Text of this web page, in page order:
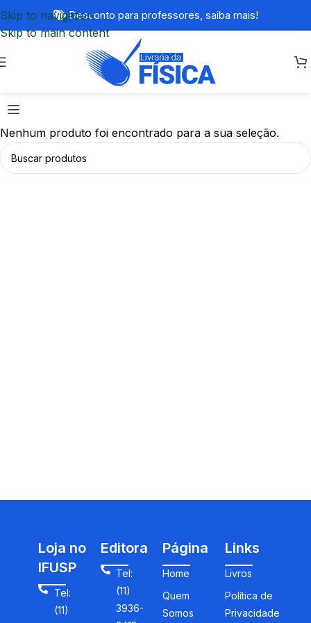
Skip to navigation
Skip to main content
Desconto para professores, saiba mais!
Nenhum produto foi encontrado para a sua seleção.
Loja no
IFUSP
Tel:
(11)
Editora
Tel:
(11)
3936-
Página
Home
Quem
Somos
Links
Livros
Política de
Privacidade